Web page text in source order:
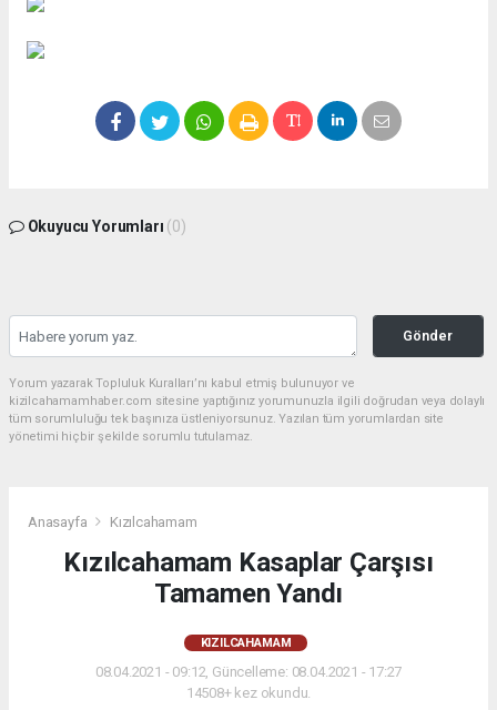
Okuyucu Yorumları (0)
Gönder
Yorum yazarak Topluluk Kuralları’nı kabul etmiş bulunuyor ve
kizilcahamamhaber.com sitesine yaptığınız yorumunuzla ilgili doğrudan veya dolaylı
tüm sorumluluğu tek başınıza üstleniyorsunuz. Yazılan tüm yorumlardan site
yönetimi hiçbir şekilde sorumlu tutulamaz.
Anasayfa Kızılcahamam
Kızılcahamam Kasaplar Çarşısı
Tamamen Yandı
KIZILCAHAMAM
08.04.2021 - 09:12, Güncelleme: 08.04.2021 - 17:27
14508+ kez okundu.